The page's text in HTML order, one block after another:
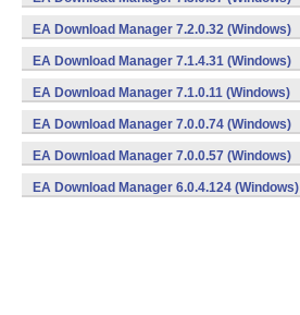
EA Download Manager 7.2.0.32 (Windows)
EA Download Manager 7.1.4.31 (Windows)
EA Download Manager 7.1.0.11 (Windows)
EA Download Manager 7.0.0.74 (Windows)
EA Download Manager 7.0.0.57 (Windows)
EA Download Manager 6.0.4.124 (Windows)